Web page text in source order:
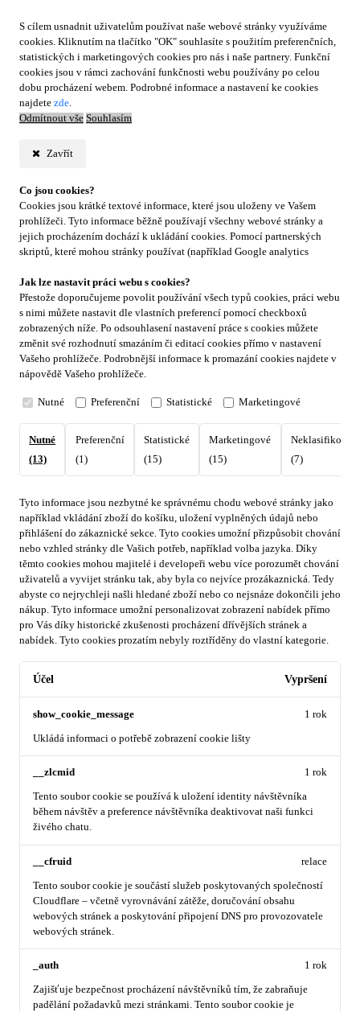
S cílem usnadnit uživatelům používat naše webové stránky využíváme
cookies. Kliknutím na tlačítko "OK" souhlasíte s použitím preferenčních,
statistických i marketingových cookies pro nás i naše partnery. Funkční
cookies jsou v rámci zachování funkčnosti webu používány po celou
dobu procházení webem. Podrobné informace a nastavení ke cookies
najdete zde.
Odmítnout vše Souhlasím
Zavřít
Co jsou cookies?
Cookies jsou krátké textové informace, které jsou uloženy ve Vašem
prohlížeči. Tyto informace běžně používají všechny webové stránky a
jejich procházením dochází k ukládání cookies. Pomocí partnerských
skriptů, které mohou stránky používat (například Google analytics
Jak lze nastavit práci webu s cookies?
Přestože doporučujeme povolit používání všech typů cookies, práci webu
s nimi můžete nastavit dle vlastních preferencí pomocí checkboxů
zobrazených níže. Po odsouhlasení nastavení práce s cookies můžete
změnit své rozhodnutí smazáním či editací cookies přímo v nastavení
Vašeho prohlížeče. Podrobnější informace k promazání cookies najdete v
nápovědě Vašeho prohlížeče.
Nutné Preferenční Statistické Marketingové
Nutné
(13)
Preferenční
(1)
Statistické
(15)
Marketingové
(15)
(7)
Tyto informace jsou nezbytné ke správnému chodu webové stránky jako
například vkládání zboží do košíku, uložení vyplněných údajů nebo
přihlášení do zákaznické sekce. Tyto cookies umožní přizpůsobit chování
nebo vzhled stránky dle Vašich potřeb, například volba jazyka. Díky
těmto cookies mohou majitelé i developeři webu více porozumět chování
uživatelů a vyvijet stránku tak, aby byla co nejvíce prozákaznická. Tedy
abyste co nejrychleji našli hledané zboží nebo co nejsnáze dokončili jeho
nákup. Tyto informace umožní personalizovat zobrazení nabídek přímo
pro Vás díky historické zkušenosti procházení dřívějších stránek a
nabídek. Tyto cookies prozatím nebyly roztříděny do vlastní kategorie.
Účel Vypršení
show_cookie_message
Ukládá informaci o potřebě zobrazení cookie lišty
1 rok
__zlcmid
Tento soubor cookie se používá k uložení identity návštěvníka
během návštěv a preference návštěvníka deaktivovat naši funkci
živého chatu.
1 rok
__cfruid
Tento soubor cookie je součástí služeb poskytovaných společností
Cloudflare – včetně vyrovnávání zátěže, doručování obsahu
webových stránek a poskytování připojení DNS pro provozovatele
webových stránek.
relace
_auth
Zajišťuje bezpečnost procházení návštěvníků tím, že zabraňuje
padělání požadavků mezi stránkami. Tento soubor cookie je
1 rok